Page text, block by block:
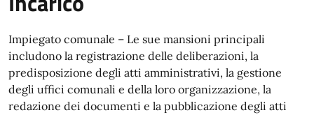
Impiegato comunale – Le sue mansioni principali
includono la registrazione delle deliberazioni, la
predisposizione degli atti amministrativi, la gestione
degli uffici comunali e della loro organizzazione, la
redazione dei documenti e la pubblicazione degli atti